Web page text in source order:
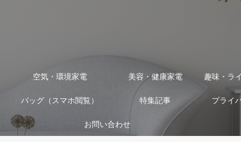
空気・環境家電 美容・健康家電 趣味・ラ
バッグ（スマホ閲覧） 特集記事 プライ
お問い合わせ